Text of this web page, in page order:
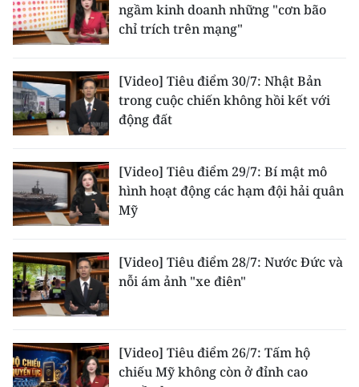
ngầm kinh doanh những "cơn bão
chỉ trích trên mạng"
[Video] Tiêu điểm 30/7: Nhật Bản
trong cuộc chiến không hồi kết với
động đất
[Video] Tiêu điểm 29/7: Bí mật mô
hình hoạt động các hạm đội hải quân
Mỹ
[Video] Tiêu điểm 28/7: Nước Đức và
nỗi ám ảnh "xe điên"
[Video] Tiêu điểm 26/7: Tấm hộ
chiếu Mỹ không còn ở đỉnh cao